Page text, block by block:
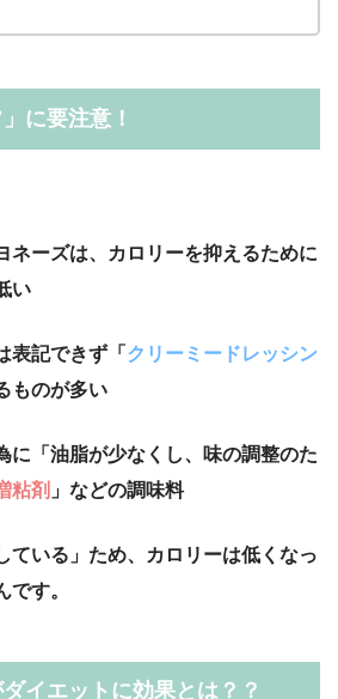
に要注意！
ネーズは、カロリーを抑えるために
い
表記できず「 クリーミードレッシン
ものが多い
に「油脂が少なくし、味の調整のた
粘剤 」などの調味料
ている」ため、カロリーは低くなっ
です。
ダイエットに効果とは？？